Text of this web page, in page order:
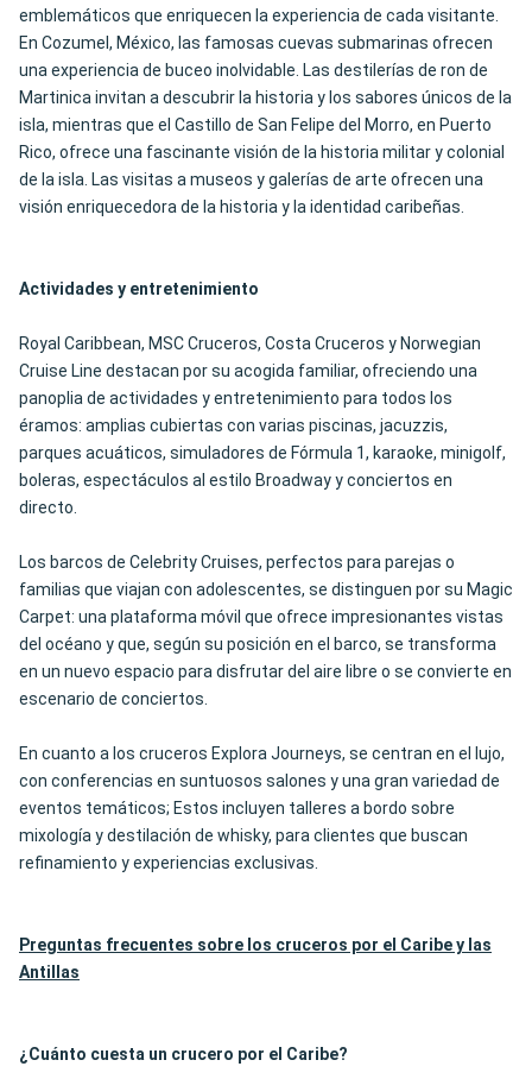
emblemáticos que enriquecen la experiencia de cada visitante.
En Cozumel, México, las famosas cuevas submarinas ofrecen
una experiencia de buceo inolvidable. Las destilerías de ron de
Martinica invitan a descubrir la historia y los sabores únicos de la
isla, mientras que el Castillo de San Felipe del Morro, en Puerto
Rico, ofrece una fascinante visión de la historia militar y colonial
de la isla. Las visitas a museos y galerías de arte ofrecen una
visión enriquecedora de la historia y la identidad caribeñas.
Actividades y entretenimiento
Royal Caribbean, MSC Cruceros, Costa Cruceros y Norwegian
Cruise Line destacan por su acogida familiar, ofreciendo una
panoplia de actividades y entretenimiento para todos los
éramos: amplias cubiertas con varias piscinas, jacuzzis,
parques acuáticos, simuladores de Fórmula 1, karaoke, minigolf,
boleras, espectáculos al estilo Broadway y conciertos en
directo.
Los barcos de Celebrity Cruises, perfectos para parejas o
familias que viajan con adolescentes, se distinguen por su Magic
Carpet: una plataforma móvil que ofrece impresionantes vistas
del océano y que, según su posición en el barco, se transforma
en un nuevo espacio para disfrutar del aire libre o se convierte en
escenario de conciertos.
En cuanto a los cruceros Explora Journeys, se centran en el lujo,
con conferencias en suntuosos salones y una gran variedad de
eventos temáticos; Estos incluyen talleres a bordo sobre
mixología y destilación de whisky, para clientes que buscan
refinamiento y experiencias exclusivas.
Preguntas frecuentes sobre los cruceros por el Caribe y las
Antillas
¿Cuánto cuesta un crucero por el Caribe?